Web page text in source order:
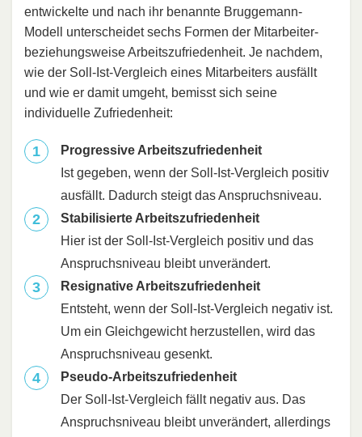
entwickelte und nach ihr benannte Bruggemann-
Modell unterscheidet sechs Formen der Mitarbeiter-
beziehungsweise Arbeitszufriedenheit. Je nachdem,
wie der Soll-Ist-Vergleich eines Mitarbeiters ausfällt
und wie er damit umgeht, bemisst sich seine
individuelle Zufriedenheit:
Progressive Arbeitszufriedenheit
Ist gegeben, wenn der Soll-Ist-Vergleich positiv
ausfällt. Dadurch steigt das Anspruchsniveau.
Stabilisierte Arbeitszufriedenheit
Hier ist der Soll-Ist-Vergleich positiv und das
Anspruchsniveau bleibt unverändert.
Resignative Arbeitszufriedenheit
Entsteht, wenn der Soll-Ist-Vergleich negativ ist.
Um ein Gleichgewicht herzustellen, wird das
Anspruchsniveau gesenkt.
Pseudo-Arbeitszufriedenheit
Der Soll-Ist-Vergleich fällt negativ aus. Das
Anspruchsniveau bleibt unverändert, allerdings